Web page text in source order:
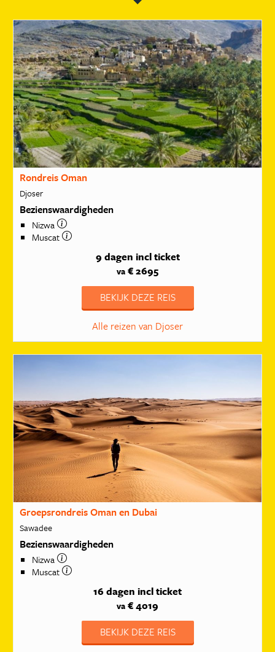
Rondreis Oman
Djoser
Bezienswaardigheden
Nizwa
Muscat
9 dagen incl ticket
va € 2695
BEKIJK DEZE REIS
Alle reizen van Djoser
Groepsrondreis Oman en Dubai
Sawadee
Bezienswaardigheden
Nizwa
Muscat
16 dagen incl ticket
va € 4019
BEKIJK DEZE REIS